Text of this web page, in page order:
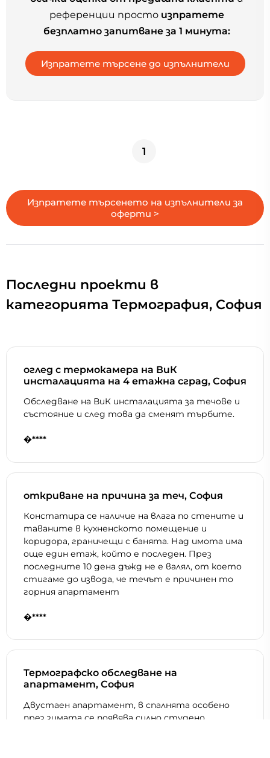
референции просто изпратете
безплатно запитване за 1 минута:
1
Последни проекти в
категорията Термография, София
оглед с термокамера на ВиК
инсталацията на 4 етажна сград, София
Обследване на ВиК инсталацията за течове и
състояние и след това да сменят търбите.
�****
откриване на причина за теч, София
Констатира се наличие на влага по стените и
таваните в кухненското помещение и
коридора, граничещи с банята. Над имота има
още един етаж, който е последен. През
последните 10 дена дъжд не е валял, от което
стигаме до извода, че течът е причинен то
горния апартамент
�****
Термографско обследване на
апартамент, София
Двустаен апартамент, в спалнята особено
през зимата се появява силно студено